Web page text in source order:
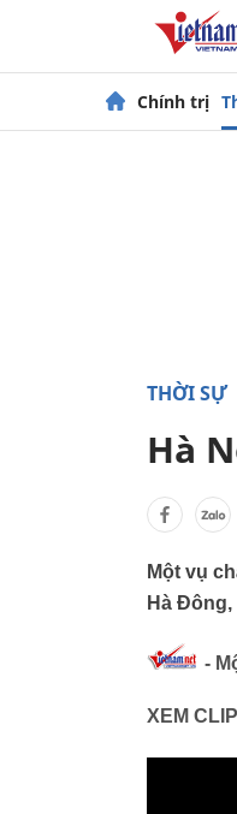
Chính trị
THỜI SỰ
Hà
Một vụ
Hà Đông,
-
XEM